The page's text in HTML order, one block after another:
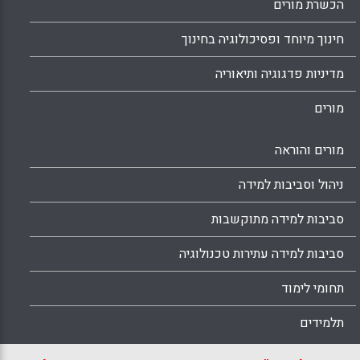
הכשרת מורים
חינוך מיוחד ופסיכולוגיה בחינוך
מדיניות פדגוגיה ותיאוריה
מורים
מורים והוראה
ניהול וסביבות למידה
סביבות למידה מתוקשבות
סביבות למידה עתירות טכנולוגיה
תחומי לימוד
תלמידים